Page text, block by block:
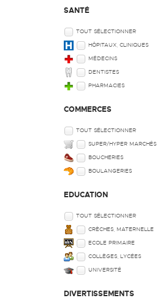
SANTÉ
TOUT SÉLECTIONNER
HÔPITAUX, CLINIQUES
MÉDECINS
DENTISTES
PHARMACIES
COMMERCES
TOUT SÉLECTIONNER
SUPER/HYPER MARCHÉS
BOUCHERIES
BOULANGERIES
EDUCATION
TOUT SÉLECTIONNER
CRÈCHES, MATERNELLE
ECOLE PRIMAIRE
COLLÈGES, LYCÉES
UNIVERSITÉ
DIVERTISSEMENTS